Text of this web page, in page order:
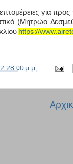
για
(Μητρώο
https://
2:28:00 μ.μ.